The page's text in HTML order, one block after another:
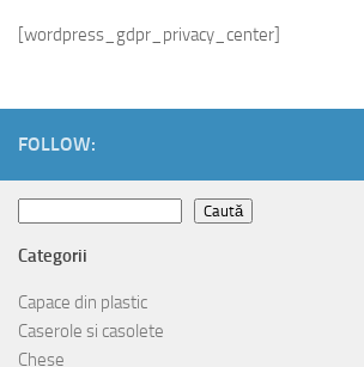
[wordpress_gdpr_privacy_center]
FOLLOW:
Caută
Categorii
Capace din plastic
Caserole si casolete
Chese